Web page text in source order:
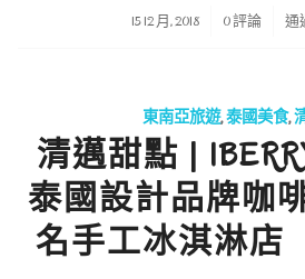
15 12 月, 2018
/ 0 評論 通
東南亞旅遊,泰國美食,
清邁甜點 |
泰國設計品牌咖
名手工冰淇淋店